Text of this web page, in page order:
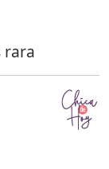
rara